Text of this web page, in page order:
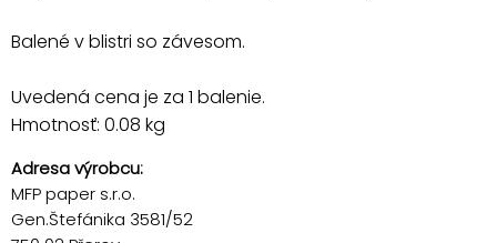
Balené v blistri so závesom.
Uvedená cena je za 1 balenie.
Hmotnosť: 0.08 kg
Adresa výrobcu:
MFP paper s.r.o.
Gen.Štefánika 3581/52